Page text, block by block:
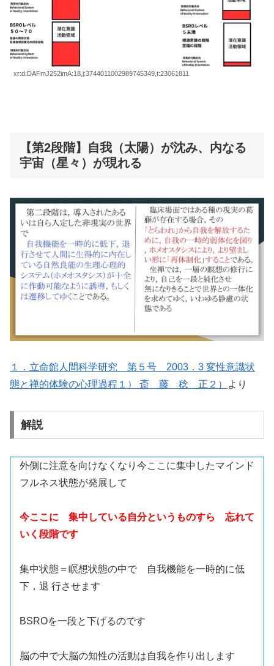
xr:d:DAFmJ252imA:18,j:3744011002989745349,t:23061811
【第2段階】自我（太陽）が沈み、内なる
宇宙（星々）が現れる
１．立命館人間科学研究 第５号 2003．3 変性意識状
態と禅的体験の心理過程１） 斎 藤 稔 正２）
より
解説
外側に注意を向けなくなり今ここに集中したマインド
フルネス状態が発展して
今ここに 集中している自分というものすら 忘れて
いく段階です
集中状態＝瞑想状態の中で 自我機能を一時的に低
下，退 行させます
BSROを一段と下げるのです
脳の中で大脳の知性の活動は自我を作り出します